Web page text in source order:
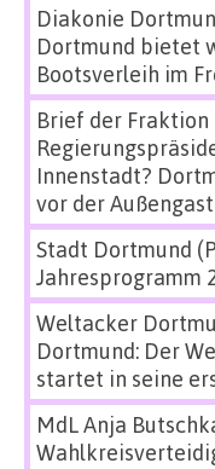
Diakonie
Dortmund bietet
Bootsverleih im
Brief der Fraktion
Innenstadt?
vor der
Stadt Dortmund
Jahresprogramm
Weltacker
Dortmund: Der
startet in seine
MdL Anja